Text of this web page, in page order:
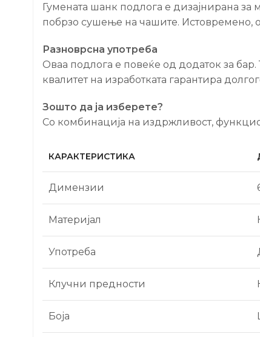
Гумената шанк подлога е дизајнирана за
побрзо сушење на чашите. Истовремено,
Разноврсна употреба
Оваа подлога е повеќе од додаток за
квалитет на изработката гарантира
Зошто да ја изберете?
Со комбинација на издржливост,
КАРАКТЕРИСТИКА
Димензии
Материјал
Употреба
Клучни предности
Боја